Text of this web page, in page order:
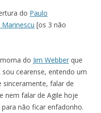
do Paulo
Marinescu [os 3 não
do Jim Webber que
cearense, entendo um
falar de
nem falar de Agile hoje
não ficar enfadonho.